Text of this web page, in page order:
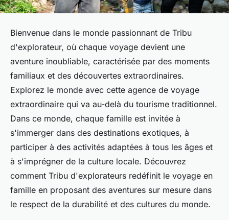
Bienvenue dans le monde passionnant de Tribu
d'explorateur, où chaque voyage devient une
aventure inoubliable, caractérisée par des moments
familiaux et des découvertes extraordinaires.
Explorez le monde avec cette agence de voyage
extraordinaire qui va au-delà du tourisme traditionnel.
Dans ce monde, chaque famille est invitée à
s'immerger dans des destinations exotiques, à
participer à des activités adaptées à tous les âges et
à s'imprégner de la culture locale. Découvrez
comment Tribu d'explorateurs redéfinit le voyage en
famille en proposant des aventures sur mesure dans
le respect de la durabilité et des cultures du monde.